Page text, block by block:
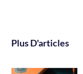
Plus D'articles